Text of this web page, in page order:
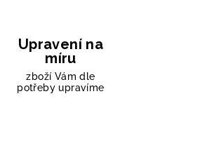
Upravení na
míru
zboží Vám dle
potřeby upravíme